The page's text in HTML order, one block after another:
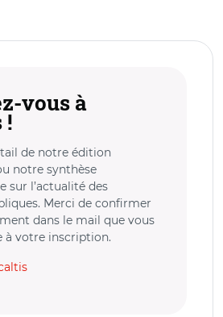
vous à
!
de notre édition
notre synthèse
sur l’actualité des
Merci de confirmer
dans le mail que vous
à votre inscription.